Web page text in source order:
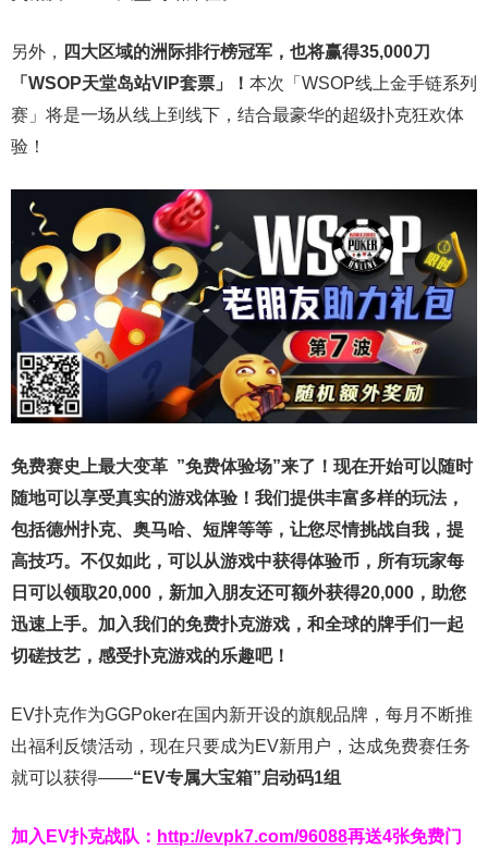
另外， 四大区域的洲际排行榜冠军，也将赢得35,000刀
「WSOP天堂岛站VIP套票」！ 本次「WSOP线上金手链系列
赛」将是一场从线上到线下，结合最豪华的超级扑克狂欢体
验！
免费赛史上最大变革 ”免费体验场”来了！ 现在开始可以随时
随地可以享受真实的游戏体验！我们提供丰富多样的玩法，
包括德州扑克、奥马哈、短牌等等，让您尽情挑战自我，提
高技巧。不仅如此， 可以从游戏中获得体验币，所有玩家每
日可以领取20,000，新加入朋友还可额外获得20,000，助您
迅速上手。 加入我们的免费扑克游戏，和全球的牌手们一起
切磋技艺，感受扑克游戏的乐趣吧！
EV扑克作为GGPoker在国内新开设的旗舰品牌，每月不断推
出福利反馈活动，现在只要成为EV新用户，达成免费赛任务
就可以获得——“EV专属大宝箱”启动码1组
加入EV扑克战队： http://evpk7.com/96088再送4张免费门